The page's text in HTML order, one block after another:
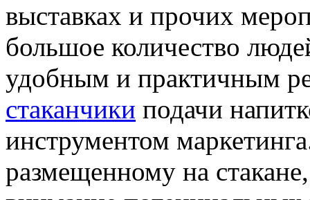
выставках и прочих
большое количество
удобным и практичным
стаканчики подачи
инструментом
размещенному на